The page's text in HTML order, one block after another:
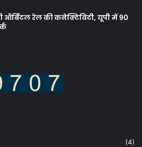
ऑर्बिटल रेल की कनेक्टिविटी, यूपी में 90
(4)